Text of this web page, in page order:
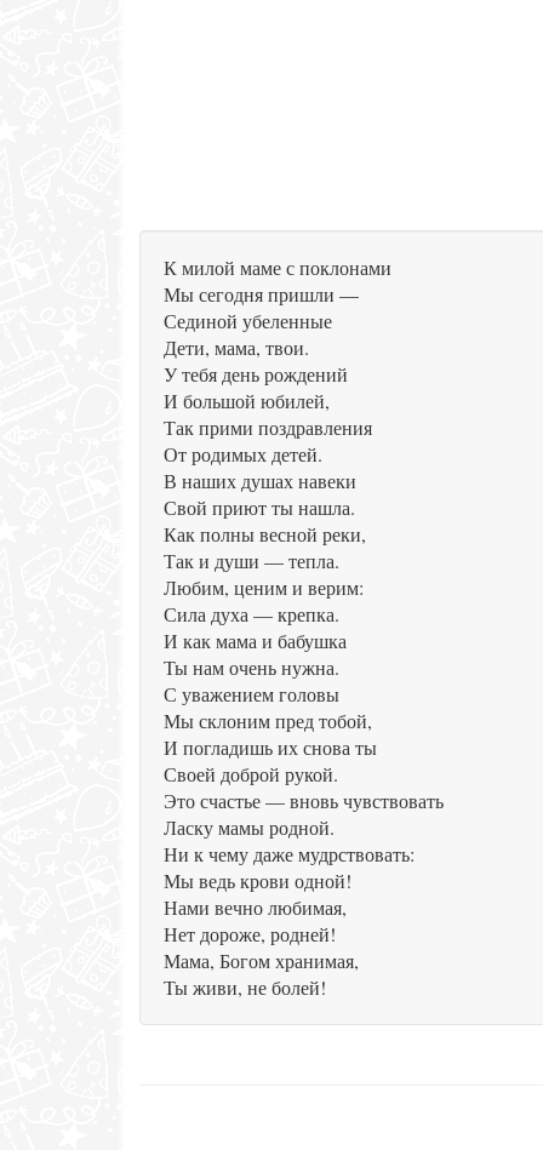
К милой маме с поклонами
Мы сегодня пришли —
Сединой убеленные
Дети, мама, твои.
У тебя день рождений
И большой юбилей,
Так прими поздравления
От родимых детей.
В наших душах навеки
Свой приют ты нашла.
Как полны весной реки,
Так и души — тепла.
Любим, ценим и верим:
Сила духа — крепка.
И как мама и бабушка
Ты нам очень нужна.
С уважением головы
Мы склоним пред тобой,
И погладишь их снова ты
Своей доброй рукой.
Это счастье — вновь чувствовать
Ласку мамы родной.
Ни к чему даже мудрствовать:
Мы ведь крови одной!
Нами вечно любимая,
Нет дороже, родней!
Мама, Богом хранимая,
Ты живи, не болей!